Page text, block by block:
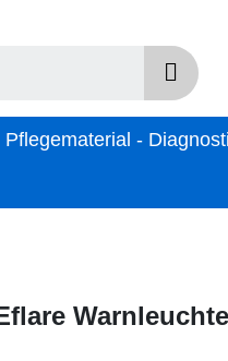
Pflegematerial -
Warnleuchte